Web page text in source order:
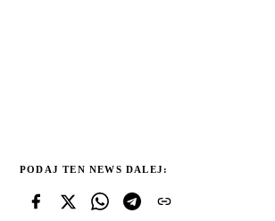
PODAJ TEN NEWS DALEJ: